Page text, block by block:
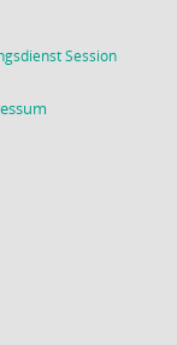
Session(Wird in